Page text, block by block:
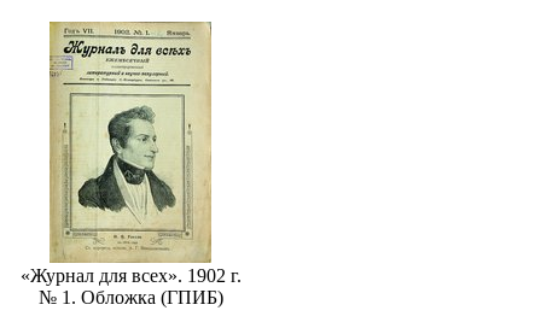
«Журнал для всех». 1902 г.
№ 1. Обложка (ГПИБ)